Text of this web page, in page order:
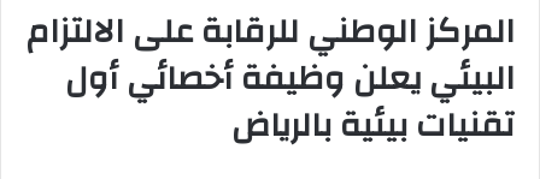
المركز الوطني للرقابة على الالتزام
البيئي يعلن وظيفة أخصائي أول
تقنيات بيئية بالرياض